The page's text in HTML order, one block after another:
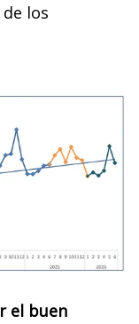
los
el buen